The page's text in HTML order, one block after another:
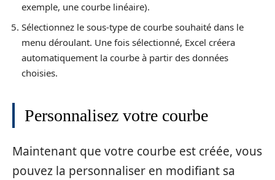
exemple, une courbe linéaire).
Sélectionnez le sous-type de courbe souhaité dans le
menu déroulant. Une fois sélectionné, Excel créera
automatiquement la courbe à partir des données
choisies.
Personnalisez votre courbe
Maintenant que votre courbe est créée, vous
pouvez la personnaliser en modifiant sa